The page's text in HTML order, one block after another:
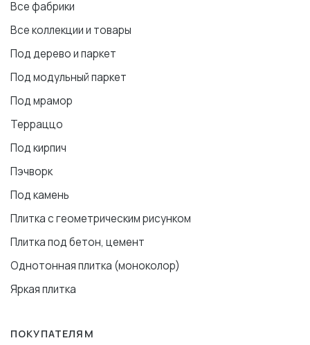
Все фабрики
Все коллекции и товары
Под дерево и паркет
Под модульный паркет
Под мрамор
Терраццо
Под кирпич
Пэчворк
Под камень
Плитка с геометрическим рисунком
Плитка под бетон, цемент
Однотонная плитка (моноколор)
Яркая плитка
ПОКУПАТЕЛЯМ